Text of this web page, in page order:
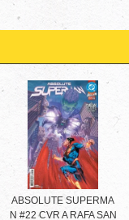
ABSOLUTE SUPERMA
N #22 CVR A RAFA SAN